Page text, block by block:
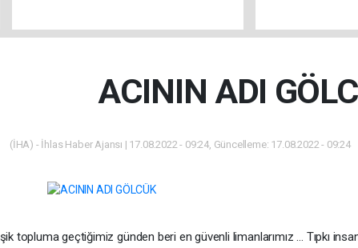
ACININ ADI
(İHA) - İhlas Haber Ajansı | 17.08.2022 - 09:24, Güncelleme: 17.08.2022 - 09:24
topluma geçtiğimiz günden beri en güvenli limanlarımız … Tıpkı